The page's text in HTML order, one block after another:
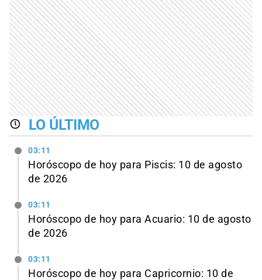
LO ÚLTIMO
03:11
Horóscopo de hoy para Piscis: 10 de agosto
de 2026
03:11
Horóscopo de hoy para Acuario: 10 de agosto
de 2026
03:11
Horóscopo de hoy para Capricornio: 10 de